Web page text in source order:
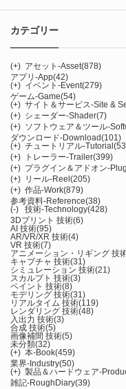
カテゴリー
(+) アセット-Asset(878)
アプリ-App(42)
(+) イベント-Event(279)
ゲーム-Game(54)
(+) サイト＆サービス-Site &
(+) シェーダー-Shader(7)
(+) ソフトウェア＆ツール-
ダウンロード-Download(101)
(+) チュートリアル-Tutorial
(+)
トレーラー-Trailer(399)
(+) プラグイン＆アドオン-
(+) リール-Reel (205)
(+) 作品-Work(879)
参考資料-Reference(38)
(-)
技術-Technology(428)
3Dプリント 技術(6)
AI 技術(95)
AR/VR/XR 技術(4)
VR 技術(7)
アニメーション・リギング 技
キャプチャ 技術(31)
シミュレーション 技術(21)
スカルプト 技術(3)
ペイント 技術(8)
モデリング 技術(31)
リアルタイム 技術(119)
レンダリング 技術(48)
入出力 技術(3)
合成 技術(5)
画像補間 技術(5)
未分類(32)
(+) 本-Book(459)
業界-Industry(50)
(+) 製品＆ハードウェア-
雑記-RoughDiary(39)